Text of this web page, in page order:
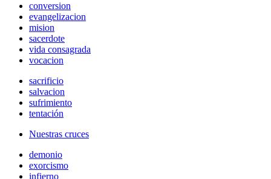
conversion
evangelizacion
mision
sacerdote
vida consagrada
vocacion
sacrificio
salvacion
sufrimiento
tentación
Nuestras cruces
demonio
exorcismo
infierno